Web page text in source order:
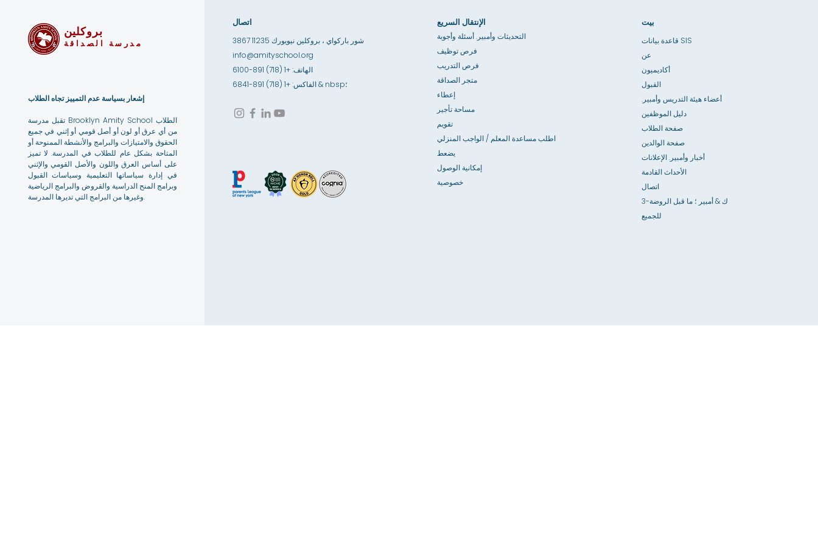
بروكلين
مدرسة الصداقة
إشعار بسياسة عدم التمييز تجاه الطلاب
تقبل مدرسة Brooklyn Amity School الطلاب
من أي عرق أو لون أو أصل قومي أو إثني في جميع
الحقوق والامتيازات والبرامج والأنشطة الممنوحة أو
المتاحة بشكل عام للطلاب في المدرسة. لا تميز
على أساس العرق واللون والأصل القومي والإثني
في إدارة سياساتها التعليمية وسياسات القبول
وبرامج المنح الدراسية والقروض والبرامج الرياضية
وغيرها من البرامج التي تديرها المدرسة.
اتصال
3867 شور باركواي ، بروكلين نيويورك 11235
info@amityschool.org
الهاتف: +1 (718) 891-6100
الفاكس: +1 (718) 891-6841 & nbsp؛
الإنتقال السريع
التحديثات وأمبير. أسئلة وأجوبة
فرص توظيف
فرص التدريب
متجر الصداقة
إعطاء
مساحة تأجير
تقويم
اطلب مساعدة المعلم / الواجب المنزلي
يضعط
إمكانية الوصول
خصوصية
بيت
قاعدة بيانات SIS
عن
أكاديميون
القبول
أعضاء هيئة التدريس وأمبير.
دليل الموظفين
صفحة الطلاب
صفحة الوالدين
أخبار وأمبير. الإعلانات
الأحداث القادمة
اتصال
3-ك & أمبير ؛ ما قبل الروضة
للجميع